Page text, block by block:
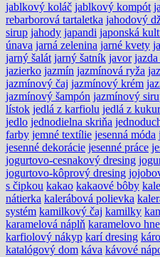
jablkový koláč jablkový kompót
rebarborová tartaletka jahodový
sirup jahody japandi japonská
únava jarná zelenina jarné kvety
jarný šalát jarný šatník javor
jazierko jazmín jazmínová ryža
jazmínový čaj jazmínový krém
jazmínový šampón jazmínový
lístok jedlá z karfiolu jedlá z
jedlo jednodielna skriňa
farby jemné textílie jesenná móda
jesenné dekorácie jesenné práce
jogurtovo-cesnakový dresing
jogurtovo-kôprový dresing
s čipkou kakao kakaové bôby
nátierka kalerábová polievka
systém kamilkový čaj kamilky
karamelová náplň karamelovo
karfiolový nákyp karí dresing káro
katalógový dom káva kávové